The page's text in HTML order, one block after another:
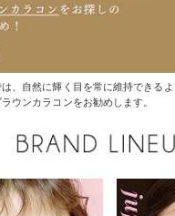
、自然に輝く目を常に維持できる
ウンカラコンをお勧めします。